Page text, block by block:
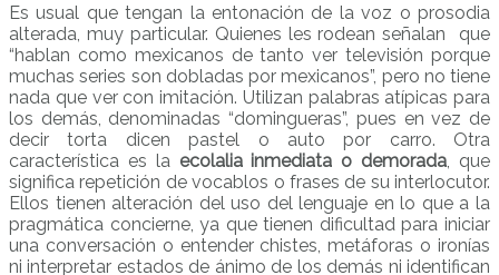
Es usual que tengan la entonación de la voz o prosodia
alterada, muy particular. Quienes les rodean señalan que
“hablan como mexicanos de tanto ver televisión porque
muchas series son dobladas por mexicanos”, pero no tiene
nada que ver con imitación. Utilizan palabras atípicas para
los demás, denominadas “domingueras”, pues en vez de
decir torta dicen pastel o auto por carro. Otra
característica es la ecolalia inmediata o demorada, que
significa repetición de vocablos o frases de su interlocutor.
Ellos tienen alteración del uso del lenguaje en lo que a la
pragmática concierne, ya que tienen dificultad para iniciar
una conversación o entender chistes, metáforas o ironías
ni interpretar estados de ánimo de los demás ni identifican